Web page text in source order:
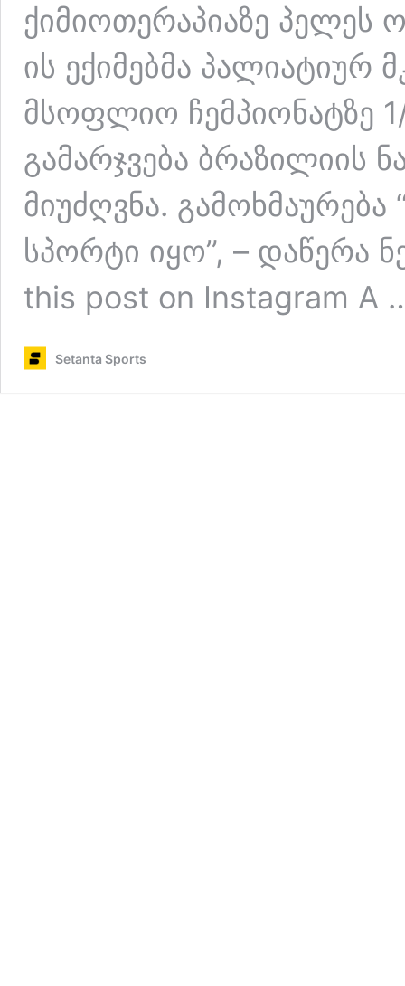
ქიმიოთერაპიაზე პელეს
ის ექიმებმა პალიატიურ
მსოფლიო ჩემპიონატზე
გამარჯვება ბრაზილიის
მიუძღვნა.
სპორტი იყო”, – დაწერა
this post on Instagram A
Setanta Sports